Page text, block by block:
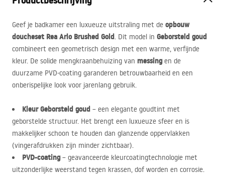
Geef je badkamer een luxueuze uitstraling met de opbouw
doucheset Rea Arlo Brushed Gold. Dit model in Geborsteld goud
combineert een geometrisch design met een warme, verfijnde
kleur. De solide mengkraanbehuizing van messingen de
duurzame PVD-coating garanderen betrouwbaarheid en een
onberispelijke look voor jarenlang gebruik.
Kleur Geborsteld goud – een elegante goudtint met
geborstelde structuur. Het brengt een luxueuze sfeer en is
makkelijker schoon te houden dan glanzende oppervlakken
(vingerafdrukken zijn minder zichtbaar).
PVD-coating– geavanceerde kleurcoatingtechnologie met
uitzonderlijke weerstand tegen krassen, dof worden en corrosie.